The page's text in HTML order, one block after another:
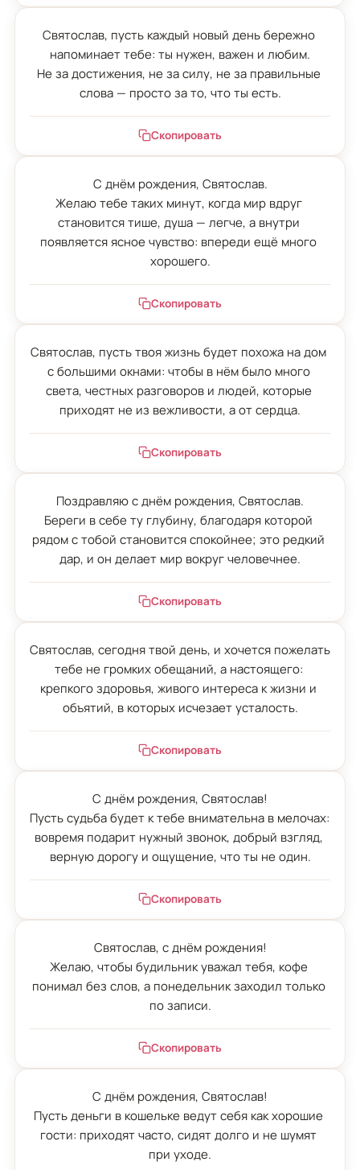
Святослав, пусть каждый новый день бережно
напоминает тебе: ты нужен, важен и любим.
Не за достижения, не за силу, не за правильные
слова — просто за то, что ты есть.
Скопировать
С днём рождения, Святослав.
Желаю тебе таких минут, когда мир вдруг
становится тише, душа — легче, а внутри
появляется ясное чувство: впереди ещё много
хорошего.
Скопировать
Святослав, пусть твоя жизнь будет похожа на дом
с большими окнами: чтобы в нём было много
света, честных разговоров и людей, которые
приходят не из вежливости, а от сердца.
Скопировать
Поздравляю с днём рождения, Святослав.
Береги в себе ту глубину, благодаря которой
рядом с тобой становится спокойнее; это редкий
дар, и он делает мир вокруг человечнее.
Скопировать
Святослав, сегодня твой день, и хочется пожелать
тебе не громких обещаний, а настоящего:
крепкого здоровья, живого интереса к жизни и
объятий, в которых исчезает усталость.
Скопировать
С днём рождения, Святослав!
Пусть судьба будет к тебе внимательна в мелочах:
вовремя подарит нужный звонок, добрый взгляд,
верную дорогу и ощущение, что ты не один.
Скопировать
Святослав, с днём рождения!
Желаю, чтобы будильник уважал тебя, кофе
понимал без слов, а понедельник заходил только
по записи.
Скопировать
С днём рождения, Святослав!
Пусть деньги в кошельке ведут себя как хорошие
гости: приходят часто, сидят долго и не шумят
при уходе.